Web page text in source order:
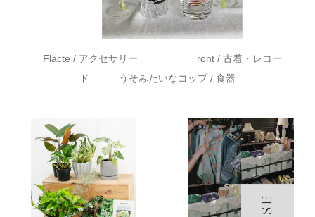
Flacte / アクセサリー ront / 古着・レコー
ド うそみたいなコップ / 食器